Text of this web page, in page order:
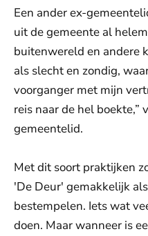
Een ander ex-
uit de gemeente al
buitenwereld en andere
als slecht en zondig,
voorganger met mijn
reis naar de hel boekte,”
gemeentelid.
Met dit soort praktijken
'De Deur' gemakkelijk
bestempelen. Iets wat
doen. Maar wanneer is